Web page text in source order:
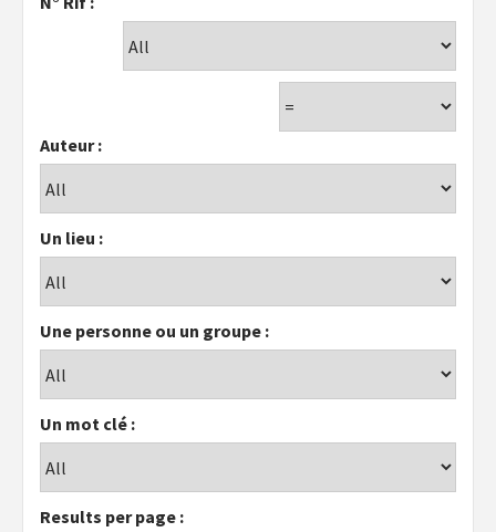
Auteur :
Un lieu :
Une personne ou un groupe :
Un mot clé :
Results per page :